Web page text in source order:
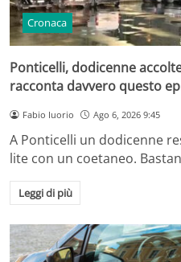
Cronaca
Ponticelli, dodicenne
racconta davvero questo
Fabio Iuorio Ago 6, 2026 9:45
A Ponticelli un dodicenne
lite con un coetaneo.
Leggi di più